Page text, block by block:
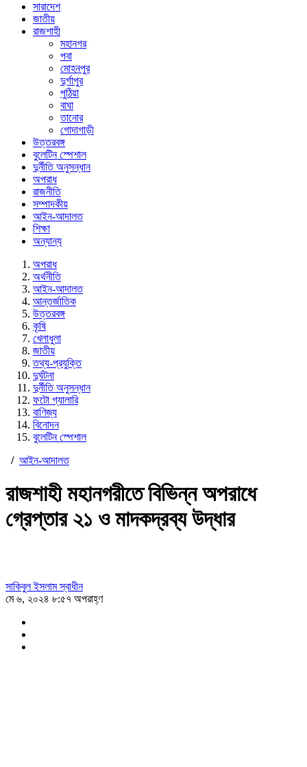
সারাদেশ
জাতীয়
রাজশাহী
মহানগর
পবা
মোহনপুর
দুর্গাপুর
পুঠিয়া
বাঘা
তানোর
গোদাগাড়ী
উত্তরবঙ্গ
বুলেটিন স্পেশাল
দুর্নীতি অনুসন্ধান
অপরাধ
রাজনীতি
সম্পাদকীয়
আইন-আদালত
শিক্ষা
অন্যান্য
অপরাধ
অর্থনীতি
আইন-আদালত
আন্তর্জাতিক
উত্তরবঙ্গ
কৃষি
খেলাধুলা
জাতীয়
তথ্য-প্রযুক্তি
দুর্ঘটনা
দুর্নীতি অনুসন্ধান
ফটো গ্যালারি
বাণিজ্য
বিনোদন
বুলেটিন স্পেশাল
/ আইন-আদালত
রাজশাহী মহানগরীতে বিভিন্ন অপরাধে
গ্রেপ্তার ২১ ও মাদকদ্রব্য উদ্ধার
সাকিবুল ইসলাম স্বাধীন
মে ৬, ২০২৪ ৮:৫৭ অপরাহ্ণ